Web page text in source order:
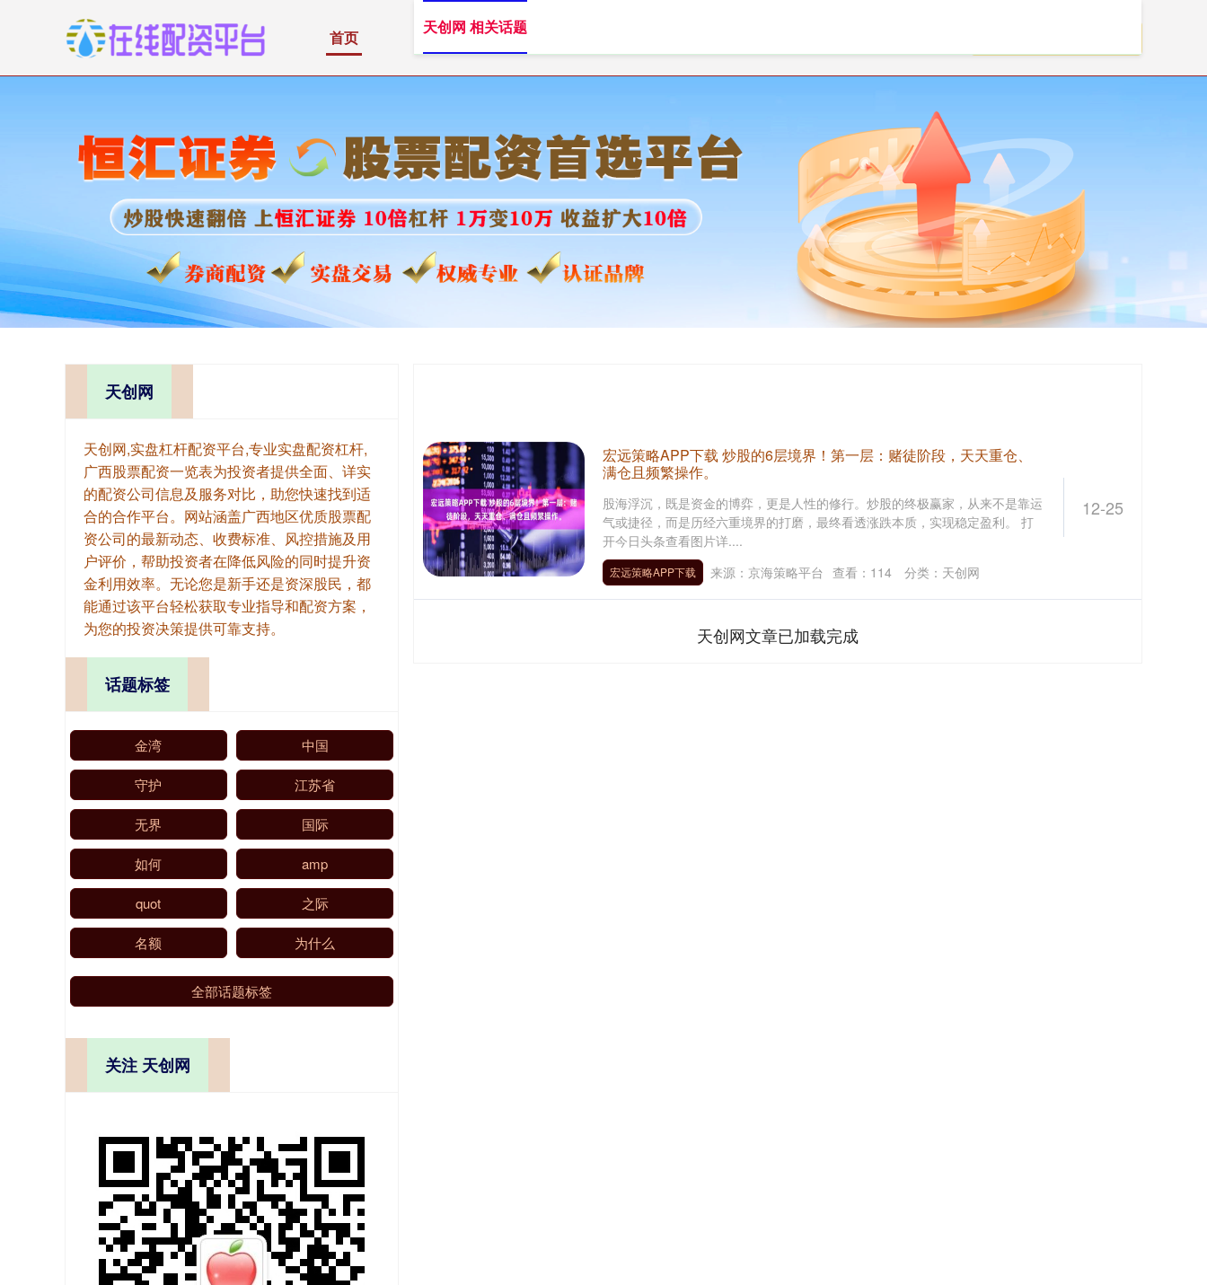
首页 天创网
天创网 相关话题
12-25
宏远策略APP下载 炒股的6层境界！第一层：赌徒阶段，天天重仓、
满仓且频繁操作。
股海浮沉，既是资金的博弈，更是人性的修行。炒股的终极赢家，从来不是靠运
气或捷径，而是历经六重境界的打磨，最终看透涨跌本质，实现稳定盈利。 打
开今日头条查看图片详....
宏远策略APP下载 来源：京海策略平台 查看： 114 分类： 天创网
天创网文章已加载完成
天创网
天创网,实盘杠杆配资平台,专业实盘配资杠杆,
广西股票配资一览表为投资者提供全面、详实
的配资公司信息及服务对比，助您快速找到适
合的合作平台。网站涵盖广西地区优质股票配
资公司的最新动态、收费标准、风控措施及用
户评价，帮助投资者在降低风险的同时提升资
金利用效率。无论您是新手还是资深股民，都
能通过该平台轻松获取专业指导和配资方案，
为您的投资决策提供可靠支持。
话题标签
金湾 中国
守护 江苏省
无界 国际
如何 amp
quot 之际
名额 为什么
全部话题标签
关注 天创网